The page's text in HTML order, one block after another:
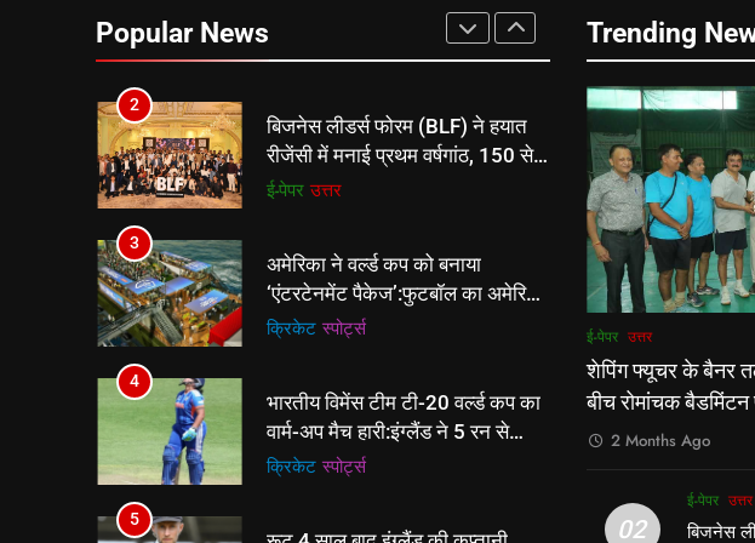
Popular News चार्टर्ड अकाउंटेंट्स के बीच रोमांचक
बैडमिंटन प्रतियोगिता
2
बिजनेस लीडर्स फोरम (BLF) ने हयात
रीजेंसी में मनाई प्रथम वर्षगांठ, 150 से
अधिक उद्योगपति एवं पेशेवर हुए शामिल
ई-पेपर उत्तर
3
अमेरिका ने वर्ल्ड कप को बनाया
‘एंटरटेनमेंट पैकेज’:फुटबॉल का अमेरिकी
मेकओवर, कई मेगा कॉन्सर्ट; मशहूर
क्रिकेट ‎स्पोर्ट्स
4
भारतीय विमेंस टीम टी-20 वर्ल्ड कप का
वार्म-अप मैच हारी:इंग्लैंड ने 5 रन से
हराया; ऋचा घोष की फिफ्टी बेकार
क्रिकेट ‎स्पोर्ट्स
5
Trending
ई-पेपर उत्तर
शेपिंग फ्यूचर के बैनर
बीच रोमांचक बैडमिंटन
2 Months Ago
02
ई-पेपर उत्तर
बिजनेस